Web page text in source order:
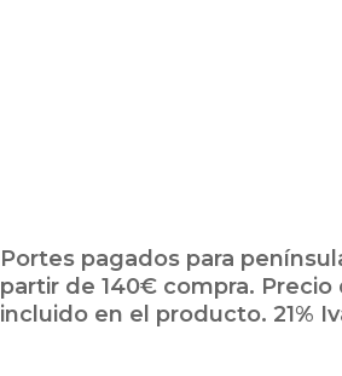
Portes pagados para
partir de 140€ compra. Precio
incluido en el producto. 21%